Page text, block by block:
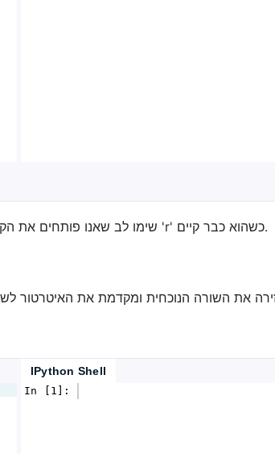
הקוד לעיל ידפיס את כל השורות שקראנו מקובץ ה-csv. שימו לב שאנו פותחים את הקובץ במצב 'r' כשהוא כבר קיים.
IPython Shell
In [1]: